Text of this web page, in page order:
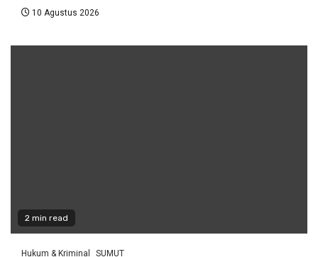
10 Agustus 2026
2 min read
Hukum & Kriminal SUMUT